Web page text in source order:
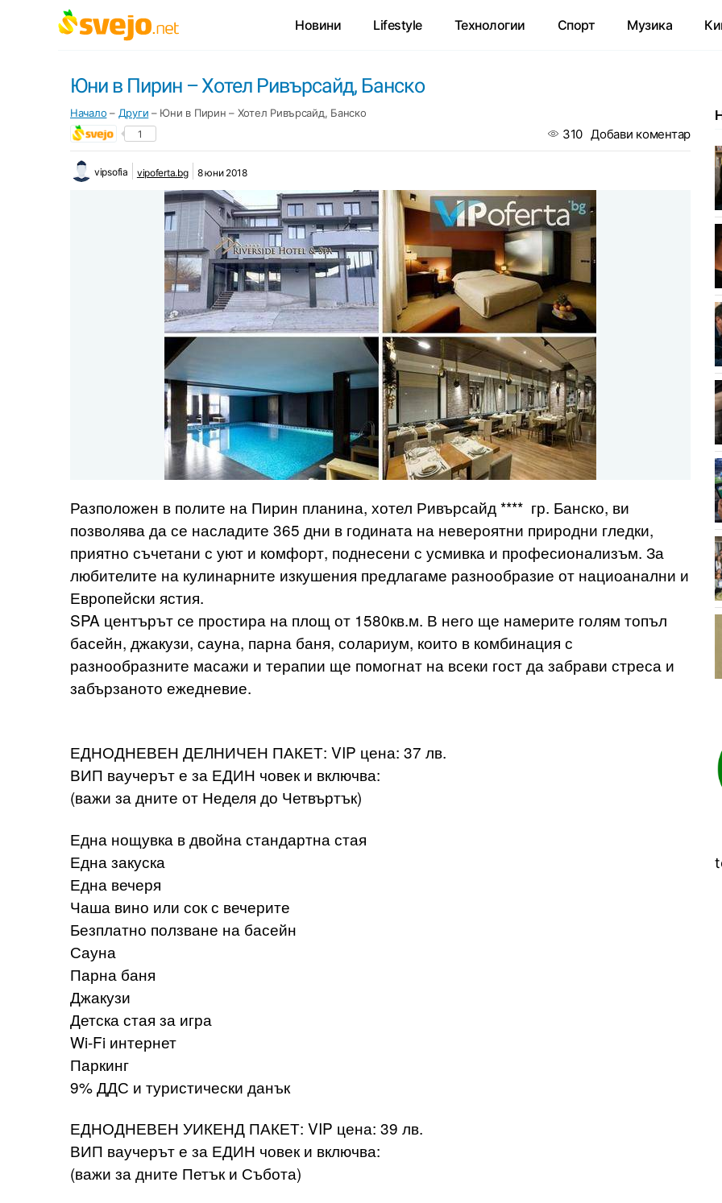
Новини Lifestyle Технологии Спорт Музика
Юни в Пирин – Хотел Ривърсайд, Банско
Начало – Други – Юни в Пирин – Хотел Ривърсайд, Банско
1 310 Добави коментар
vipsofia vipoferta.bg 8 юни 2018
Разположен в полите на Пирин планина, хотел Ривърсайд **** гр. Банско, ви
позволява да се насладите 365 дни в годината на невероятни природни гледки,
приятно съчетани с уют и комфорт, поднесени с усмивка и професионализъм. За
любителите на кулинарните изкушения предлагаме разнообразие от нациоанални и
Европейски ястия.
SPA центърът се простира на площ от 1580кв.м. В него ще намерите голям топъл
басейн, джакузи, сауна, парна баня, солариум, които в комбинация с
разнообразните масажи и терапии ще помогнат на всеки гост да забрави стреса и
забързаното ежедневие.
ЕДНОДНЕВЕН ДЕЛНИЧЕН ПАКЕТ: VIP цена: 37 лв.
ВИП ваучерът е за ЕДИН човек и включва:
(важи за дните от Неделя до Четвъртък)
Една нощувка в двойна стандартна стая
Една закуска
Една вечеря
Чаша вино или сок с вечерите
Безплатно ползване на басейн
Сауна
Парна баня
Джакузи
Детска стая за игра
Wi-Fi интернет
Паркинг
9% ДДС и туристически данък
​ЕДНОДНЕВЕН УИКЕНД ПАКЕТ: VIP цена: 39 лв.
ВИП ваучерът е за ЕДИН човек и включва:
(важи за дните Петък и Събота)